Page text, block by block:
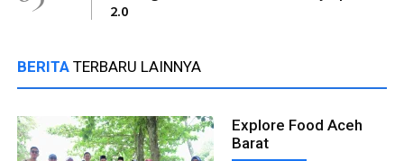
2.0
BERITA TERBARU LAINNYA
Explore Food Aceh
Barat